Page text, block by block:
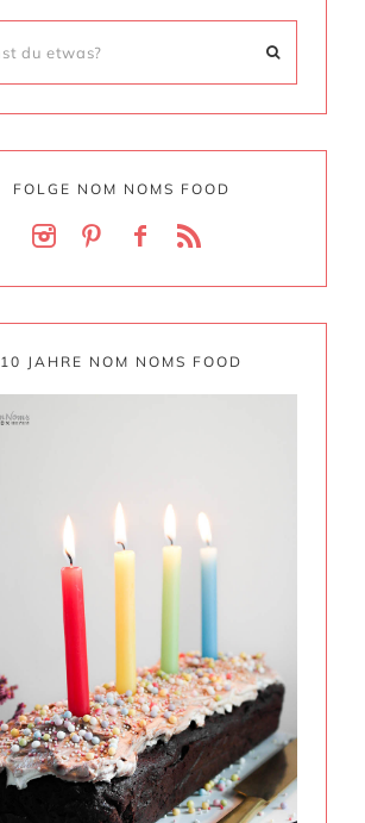
FOLGE NOM NOMS FOOD
10 JAHRE NOM NOMS FOOD